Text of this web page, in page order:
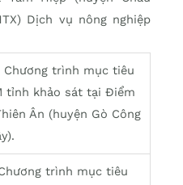
Dịch vụ nông nghiệp
trình mục tiêu